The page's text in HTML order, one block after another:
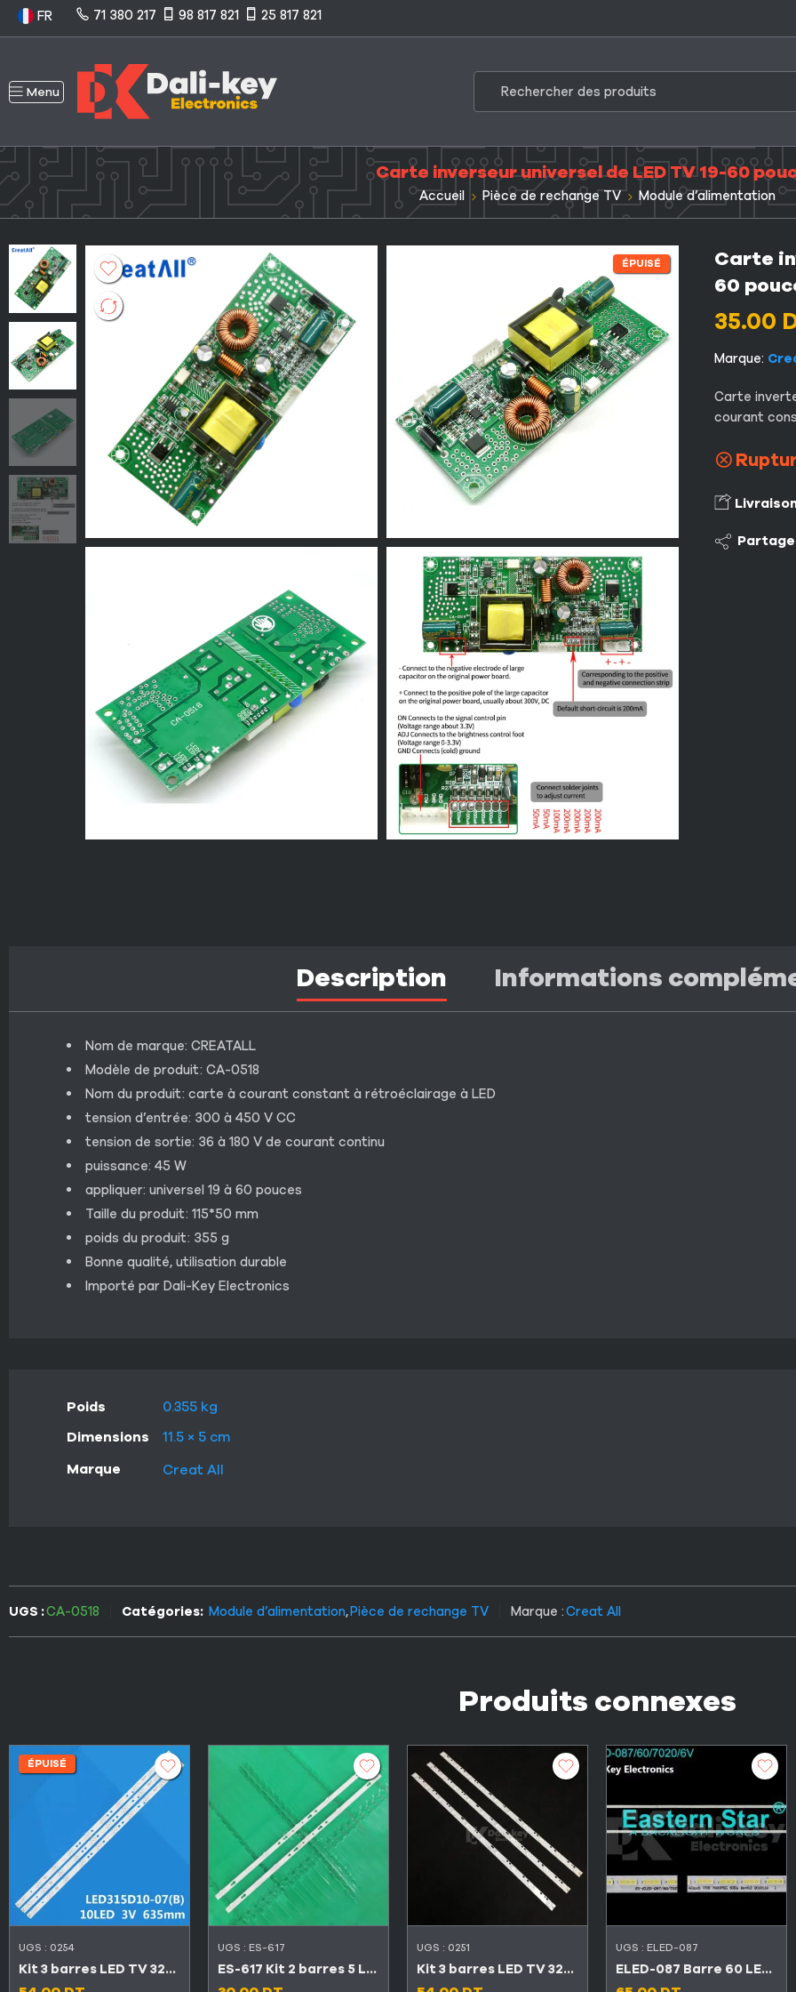
FR 71 380 217 98 817 821 25 817 821
Menu
Carte inverseur universel de LED TV 19-60
Accueil Pièce de rechange TV Module d’alimentation
ÉPUISÉ
Carte
60
35.00
Marque:
Carte
courant
Description Informations
Nom de marque: CREATALL
Modèle de produit: CA-0518
Nom du produit: carte à courant constant à rétroéclairage à LED
tension d’entrée: 300 à 450 V CC
tension de sortie: 36 à 180 V de courant continu
puissance: 45 W
appliquer: universel 19 à 60 pouces
Taille du produit: 115*50 mm
poids du produit: 355 g
Bonne qualité, utilisation durable
Importé par Dali-Key Electronics
Poids
0.355 kg
Dimensions
11.5 × 5 cm
Marque
Creat All
UGS :CA-0518 Catégories: Module d’alimentation,Pièce de rechange TV Marque :Creat All
Produits connexes
ÉPUISÉ
UGS : 0254
Kit 3 barres LED TV 32″ 10 LED 3V
UGS : ES-617
ES-617 Kit 2 barres 5 LED 6V TV TCL 32″ 32D3000
UGS : 0251
Kit 3 barres LED TV 32″ 10 LED 3V DLED32DH3101005.B
UGS : ELED-087
ELED-087 Barre 60 LED TV SABA 42″ SB 42LED276